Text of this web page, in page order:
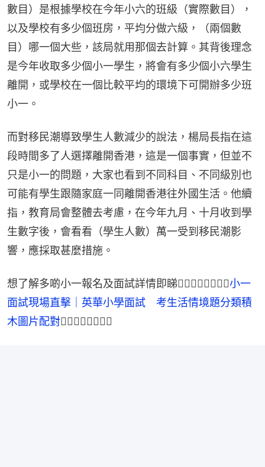
數目）是根據學校在今年小六的班級（實際數目），
以及學校有多少個班房，平均分做六級，（兩個數
目）哪一個大些，該局就用那個去計算。其背後理念
是今年收取多少個小一學生，將會有多少個小六學生
離開，或學校在一個比較平均的環境下可開辦多少班
小一。
而對移民潮導致學生人數減少的說法，楊局長指在這
段時間多了人選擇離開香港，這是一個事實，但並不
只是小一的問題，大家也看到不同科目、不同級別也
可能有學生跟隨家庭一同離開香港往外國生活。他續
指，教育局會整體去考慮，在今年九月、十月收到學
生數字後，會看看（學生人數）萬一受到移民潮影
響，應採取甚麼措施。
想了解多啲小一報名及面試詳情即睇👉🏻👉🏻👉🏻👉🏻小一
面試現場直擊｜英華小學面試　考生活情境題分類積
木圖片配對👈🏻👈🏻👈🏻👈🏻